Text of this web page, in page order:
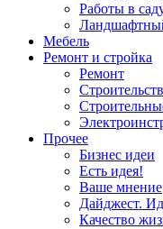
Работы в
Мебель
Ремонт и стройка
Ремонт
Прочее
Бизнес идеи
Есть идея!
Ваше мнение
Дайджест.
Качество